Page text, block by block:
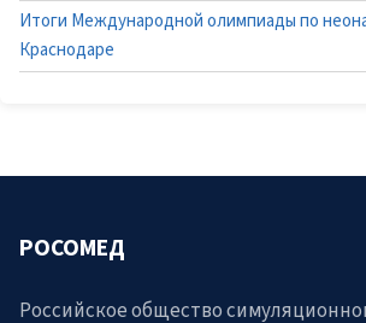
Итоги Международной олимпиады по
Краснодаре
РОСОМЕД
Российское общество